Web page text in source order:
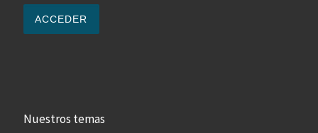
Nuestros temas